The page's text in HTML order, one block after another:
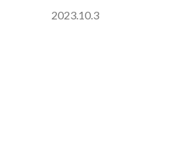
2023.10.3